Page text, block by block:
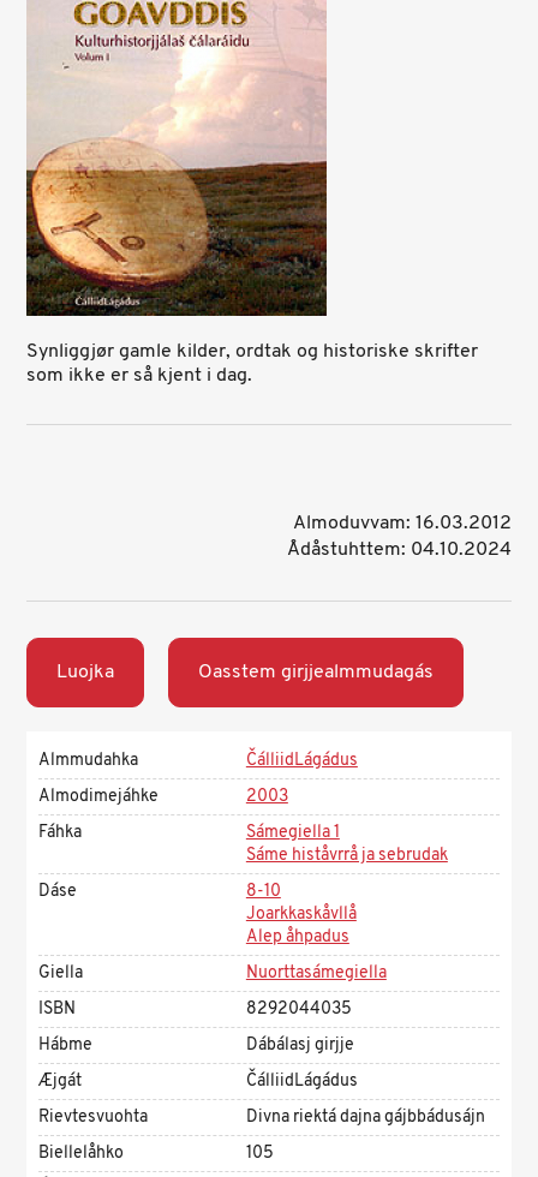
Synliggjør gamle kilder, ordtak og historiske skrifter
som ikke er så kjent i dag.
Almoduvvam: 16.03.2012
Ådåstuhttem: 04.10.2024
Luojka Oasstem girjjealmmudagás
Almmudahka
ČálliidLágádus
Almodimejáhke
2003
Fáhka
Sámegiella 1
Sáme histåvrrå ja sebrudak
Dáse
8-10
Joarkkaskåvllå
Alep åhpadus
Giella
Nuorttasámegiella
ISBN
8292044035
Hábme
Dábálasj girjje
Æjgát
ČálliidLágádus
Rievtesvuohta
Divna riektá dajna gájbbádusájn
Biellelåhko
105